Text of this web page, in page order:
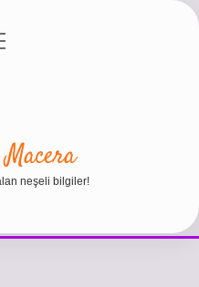
neşeli bilgiler!